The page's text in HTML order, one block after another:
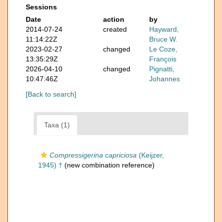
Sessions
Date
action
by
2014-07-24
11:14:22Z
created
Hayward,
Bruce W.
2023-02-27
13:35:29Z
changed
Le Coze,
François
2026-04-10
10:47:46Z
changed
Pignatti,
Johannes
[Back to search]
Taxa (1)
Compressigerina capriciosa (Keijzer,
1945) † (new combination reference)